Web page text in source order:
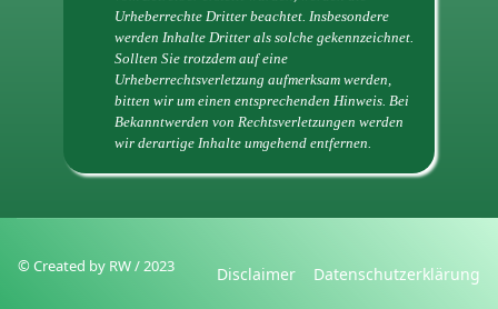
Urheberrechte Dritter beachtet. Insbesondere
werden Inhalte Dritter als solche gekennzeichnet.
Sollten Sie trotzdem auf eine
Urheberrechtsverletzung aufmerksam werden,
bitten wir um einen entsprechenden Hinweis. Bei
Bekanntwerden von Rechtsverletzungen werden
wir derartige Inhalte umgehend entfernen.
© Created by RW / 2023 Disclaimer Datenschutzerklärung